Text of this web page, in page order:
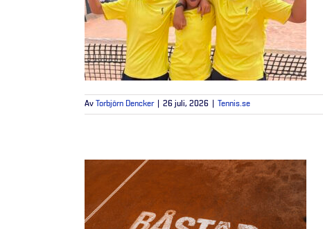
Av Torbjörn Dencker 26 juli, 2026 Tennis.se